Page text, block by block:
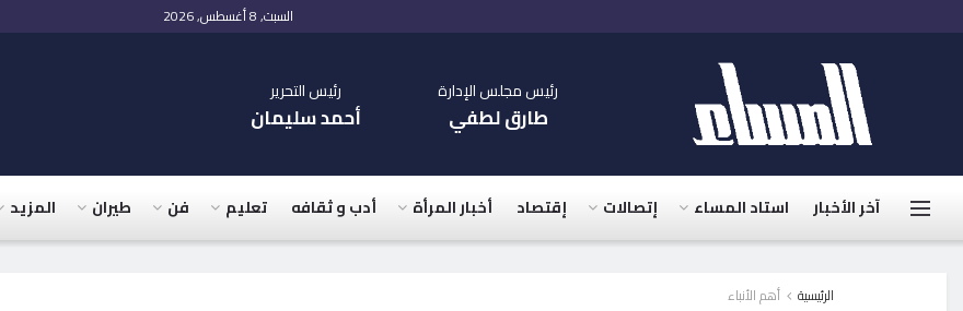
السبت, 8 أغسطس, 2026
رئيس مجلس الإدارة
طارق لطفي
رئيس التحرير
أحمد سليمان
آخر الأخبار استاد المساء إتصالات إقتصاد أخبار المرأة أدب و ثقافه تعليم فن طيران المزيد
الرئيسية أهم الأنباء